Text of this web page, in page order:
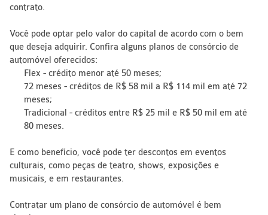
contrato.
Você pode optar pelo valor do capital de acordo com o bem
que deseja adquirir. Confira alguns planos de consórcio de
automóvel oferecidos:
Flex - crédito menor até 50 meses;
72 meses - créditos de R$ 58 mil a R$ 114 mil em até 72
meses;
Tradicional - créditos entre R$ 25 mil e R$ 50 mil em até
80 meses.
E como benefício, você pode ter descontos em eventos
culturais, como peças de teatro, shows, exposições e
musicais, e em restaurantes.
Contratar um plano de consórcio de automóvel é bem